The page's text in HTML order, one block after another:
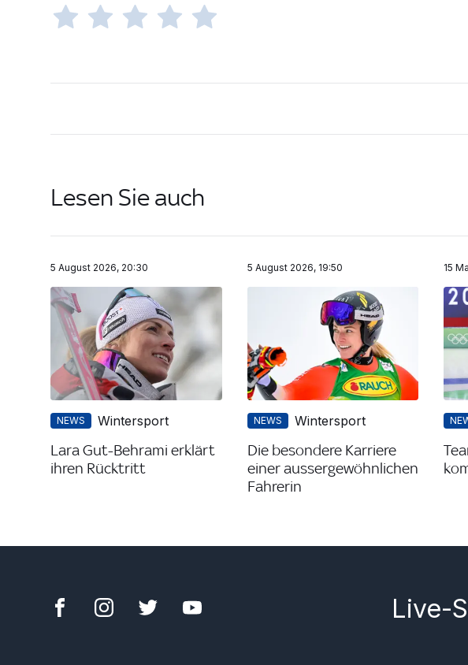
Lesen Sie auch
5 August 2026, 20:30
NEWS Wintersport
Lara Gut-Behrami erklärt
ihren Rücktritt
5 August 2026, 19:50
NEWS Wintersport
Die besondere Karriere
einer aussergewöhnlichen
Fahrerin
15
Live-